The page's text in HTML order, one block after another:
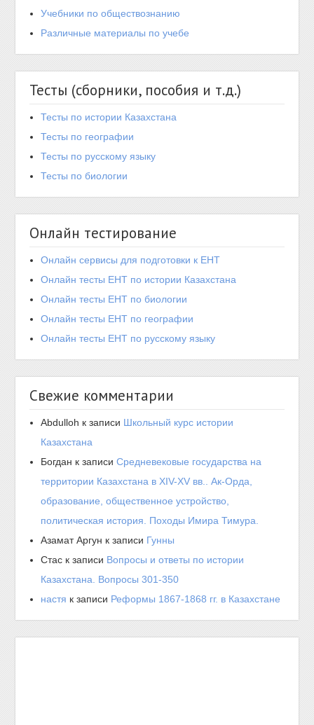
Учебники по обществознанию
Различные материалы по учебе
Тесты (сборники, пособия и т.д.)
Тесты по истории Казахстана
Тесты по географии
Тесты по русскому языку
Тесты по биологии
Онлайн тестирование
Онлайн сервисы для подготовки к ЕНТ
Онлайн тесты ЕНТ по истории Казахстана
Онлайн тесты ЕНТ по биологии
Онлайн тесты ЕНТ по географии
Онлайн тесты ЕНТ по русскому языку
Свежие комментарии
Abdulloh к записи Школьный курс истории
Казахстана
Богдан к записиСредневековые государства на
территории Казахстана в XIV-XV вв.. Ак-Орда,
образование, общественное устройство,
политическая история. Походы Имира Тимура.
Азамат Аргун к записи Гунны
Стас к записи Вопросы и ответы по истории
Казахстана. Вопросы 301-350
настя к записи Реформы 1867-1868 гг. в Казахстане